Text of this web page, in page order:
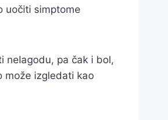
uočiti simptome
nelagodu, pa čak i bol,
može izgledati kao